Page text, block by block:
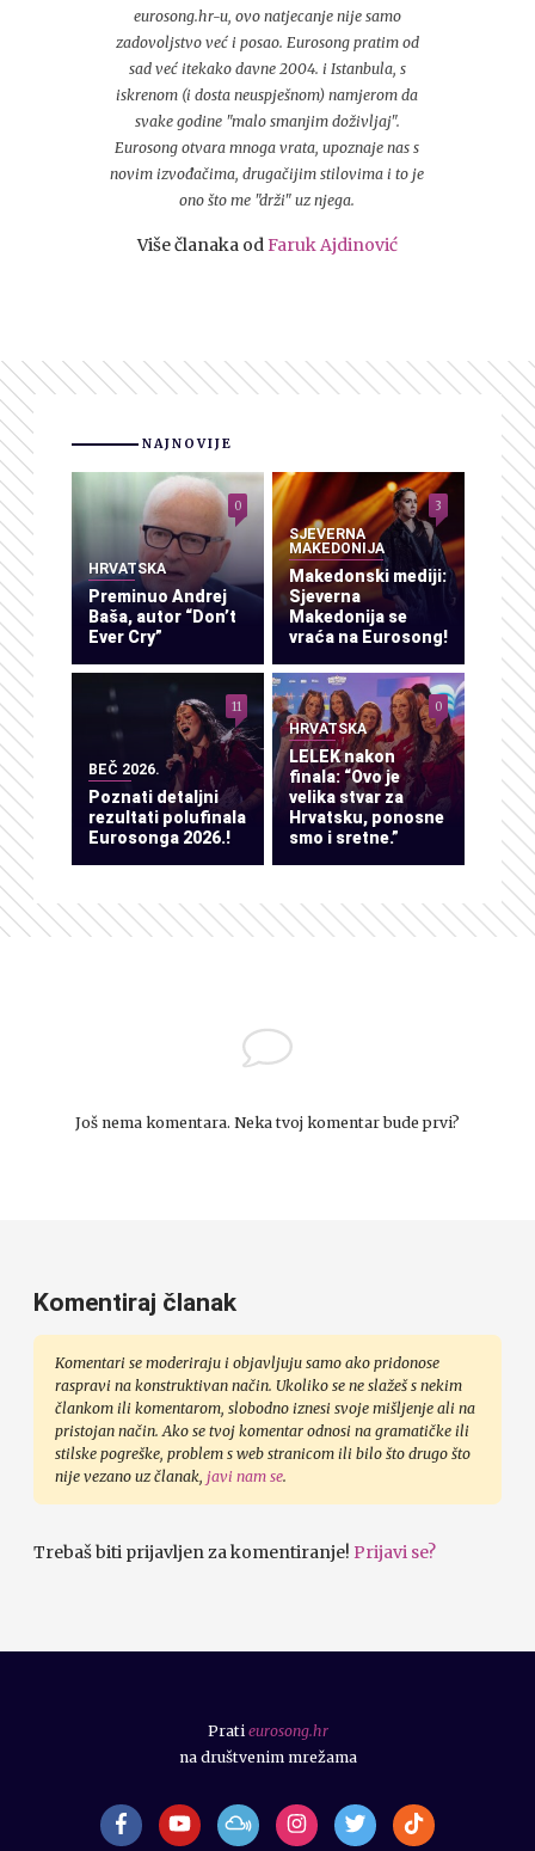
eurosong.hr-u, ovo natjecanje nije samo
zadovoljstvo već i posao. Eurosong pratim od
sad već itekako davne 2004. i Istanbula, s
iskrenom (i dosta neuspješnom) namjerom da
svake godine "malo smanjim doživljaj".
Eurosong otvara mnoga vrata, upoznaje nas s
novim izvođačima, drugačijim stilovima i to je
ono što me "drži" uz njega.
Više članaka od Faruk Ajdinović
NAJNOVIJE
HRVATSKA
Preminuo Andrej
Baša, autor “Don’t
Ever Cry”
0
SJEVERNA
MAKEDONIJA
Makedonski mediji:
Sjeverna
Makedonija se
vraća na Eurosong!
3
BEČ 2026.
Poznati detaljni
rezultati polufinala
Eurosonga 2026.!
11
HRVATSKA
LELEK nakon
finala: “Ovo je
velika stvar za
Hrvatsku, ponosne
smo i sretne.”
0
Još nema komentara. Neka tvoj komentar bude prvi?
Komentiraj članak
Komentari se moderiraju i objavljuju samo ako pridonose
raspravi na konstruktivan način. Ukoliko se ne slažeš s nekim
člankom ili komentarom, slobodno iznesi svoje mišljenje ali na
pristojan način. Ako se tvoj komentar odnosi na gramatičke ili
stilske pogreške, problem s web stranicom ili bilo što drugo što
nije vezano uz članak, javi nam se.
Trebaš biti prijavljen za komentiranje! Prijavi se?
Prati eurosong.hr
na društvenim mrežama